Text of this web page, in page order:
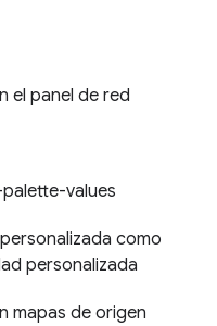
el panel de red
values
como
personalizada
mapas de origen